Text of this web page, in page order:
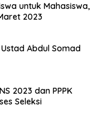
untuk Mahasiswa,
2023
Abdul Somad
2023 dan PPPK
Seleksi